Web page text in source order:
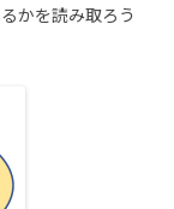
かを読み取ろう